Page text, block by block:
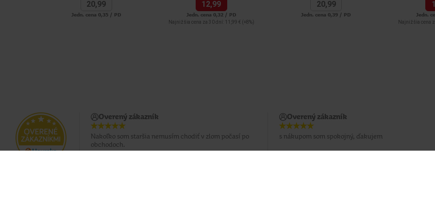
20,99
Jedn. cena 0,35 / PD
12,99
Jedn. cena 0,32 / PD
Najnižšia cena za 30 dní: 11,99 € (+8%)
20,99
Jedn. cena 0,39 / PD Jedn.
Najnižšia cena
Overený zákazník
Nakoľko som staršia nemusím chodiť v zlom počasí po
obchodoch.
Overený zákazník
s nákupom som spokojný, ďakujem